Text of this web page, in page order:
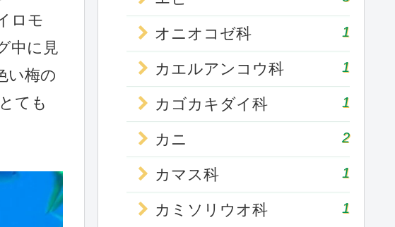
ロモ
中に見
い梅の
ても
オニオコゼ科 1
カエルアンコウ科 1
カゴカキダイ科 1
カニ 2
カマス科 1
カミソリウオ科 1